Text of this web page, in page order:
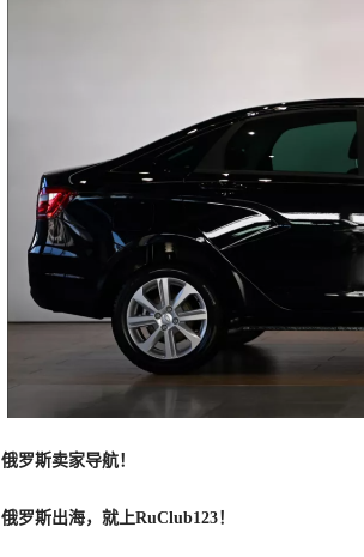
俄罗斯卖家导航！
俄罗斯出海，就上RuClub123！